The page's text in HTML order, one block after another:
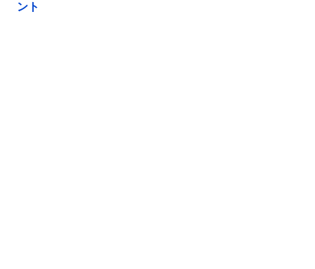
ント